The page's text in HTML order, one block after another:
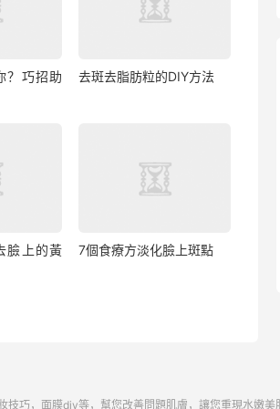
？巧招助
去斑去脂肪粒的DIY方法
臉上的黃
7個食療方淡化臉上斑點
技巧，面膜diy等，幫您改善問題肌膚，讓您重現水嫩美